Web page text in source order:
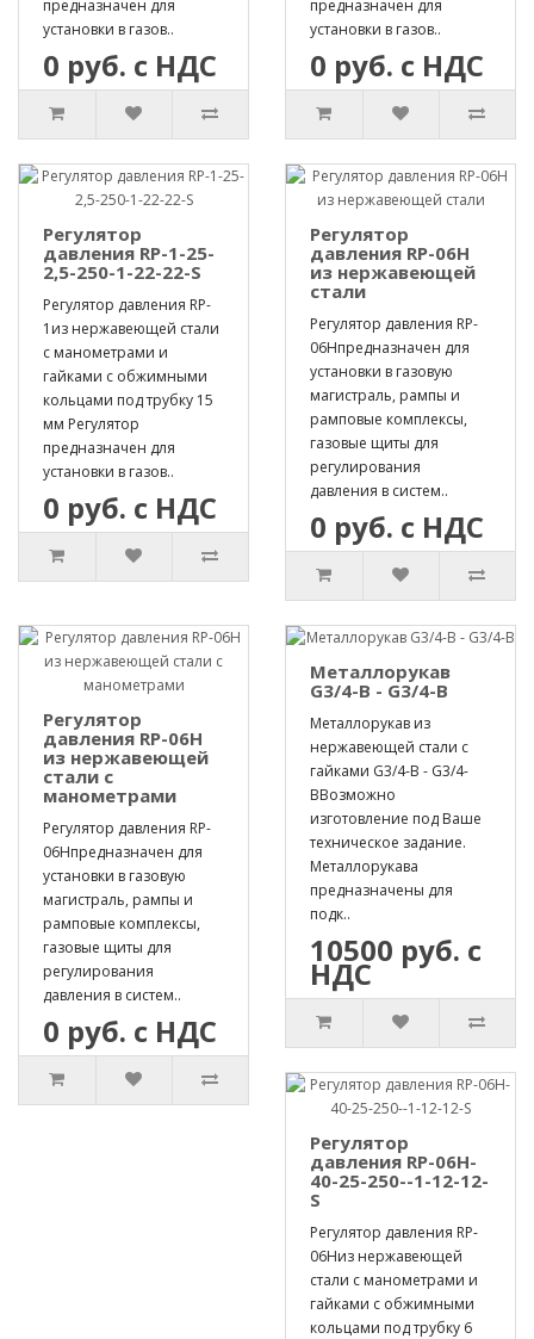
предназначен для
установки в газов..
0 руб. с НДС
предназначен для
установки в газов..
0 руб. с НДС
Регулятор
давления RP-1-25-
2,5-250-1-22-22-S
Регулятор давления RP-
1из нержавеющей стали
с манометрами и
гайками с обжимными
кольцами под трубку 15
мм Регулятор
предназначен для
установки в газов..
0 руб. с НДС
Регулятор
давления RP-06H
из нержавеющей
стали
Регулятор давления RP-
06Hпредназначен для
установки в газовую
магистраль, рампы и
рамповые комплексы,
газовые щиты для
регулирования
давления в систем..
0 руб. с НДС
Регулятор
давления RP-06H
из нержавеющей
стали с
манометрами
Регулятор давления RP-
06Hпредназначен для
установки в газовую
магистраль, рампы и
рамповые комплексы,
газовые щиты для
регулирования
давления в систем..
0 руб. с НДС
Металлорукав
G3/4-B - G3/4-B
Металлорукав из
нержавеющей стали с
гайками G3/4-B - G3/4-
BВозможно
изготовление под Ваше
техническое задание.
Металлорукава
предназначены для
подк..
10500 руб. с
НДС
Регулятор
давления RP-06H-
40-25-250--1-12-12-
S
Регулятор давления RP-
06Hиз нержавеющей
стали с манометрами и
гайками с обжимными
кольцами под трубку 6